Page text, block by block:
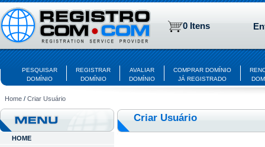
0 Itens
PESQUISAR
DOMÍNIO
REGISTRAR
DOMÍNIO
AVALIAR
DOMÍNIO
COMPRAR DOMÍNIO
JÁ REGISTRADO
Home /Criar Usuário
HOME
Criar Usuário